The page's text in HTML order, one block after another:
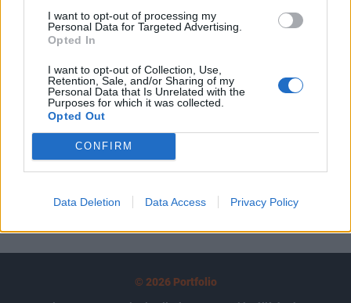
I want to opt-out of processing my
Personal Data for Targeted Advertising.
Opted In
I want to opt-out of Collection, Use,
Retention, Sale, and/or Sharing of my
Personal Data that Is Unrelated with the
Purposes for which it was collected.
Opted Out
CONFIRM
Data Deletion Data Access Privacy Policy
Portfolio.hu teljes cikkarchívum
Kötéslisták: BÉT elmúlt 2 év napon belüli
kötéslistái
Előfizetés
MÁR ELŐFIZETŐNK VAGY?
© 2026 Portfolio